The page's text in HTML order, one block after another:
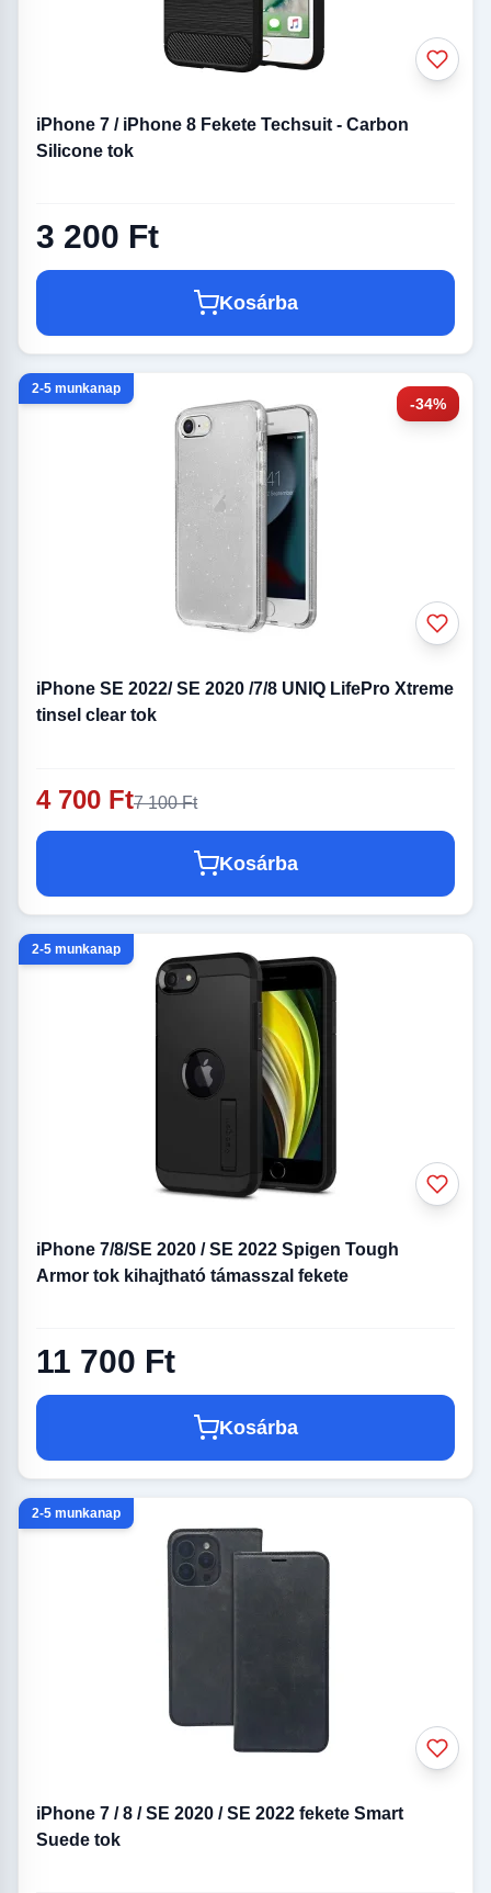
iPhone 7 / iPhone 8 Fekete Techsuit - Carbon
Silicone tok
3 200 Ft
Kosárba
-34%
2-5 munkanap
iPhone SE 2022/ SE 2020 /7/8 UNIQ LifePro Xtreme
tinsel clear tok
4 700 Ft7 100 Ft
Kosárba
2-5 munkanap
iPhone 7/8/SE 2020 / SE 2022 Spigen Tough
Armor tok kihajtható támasszal fekete
11 700 Ft
Kosárba
2-5 munkanap
iPhone 7 / 8 / SE 2020 / SE 2022 fekete Smart
Suede tok